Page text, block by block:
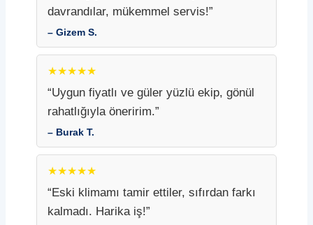
davrandılar, mükemmel servis!”
– Gizem S.
★★★★★
“Uygun fiyatlı ve güler yüzlü ekip, gönül
rahatlığıyla öneririm.”
– Burak T.
★★★★★
“Eski klimamı tamir ettiler, sıfırdan farkı
kalmadı. Harika iş!”